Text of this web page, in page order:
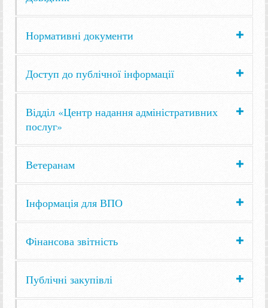
Нормативні документи
Доступ до публічної інформації
Відділ «Центр надання адміністративних
послуг»
Ветеранам
Інформація для ВПО
Фінансова звітність
Публічні закупівлі